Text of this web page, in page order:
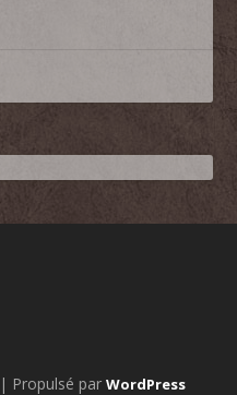
Propulsé par WordPress